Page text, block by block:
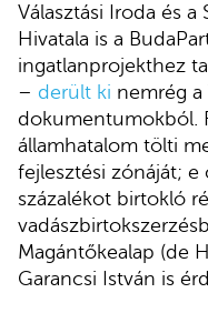
Választási Iroda és
Hivatala is a
ingatlanprojekthez
– derült ki nemrég a
dokumentumokból.
államhatalom tölti
fejlesztési zónáját; e
százalékot birtokló
Magántőkealap (de
Garancsi István is